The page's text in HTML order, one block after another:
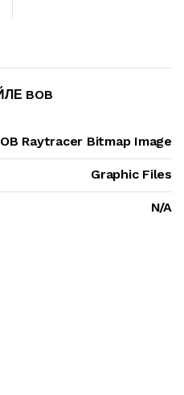
BOB
Raytracer Bitmap Image
Graphic Files
N/A